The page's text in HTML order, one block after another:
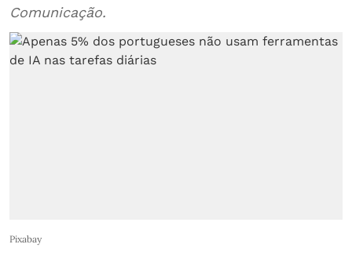
Comunicação.
Pixabay